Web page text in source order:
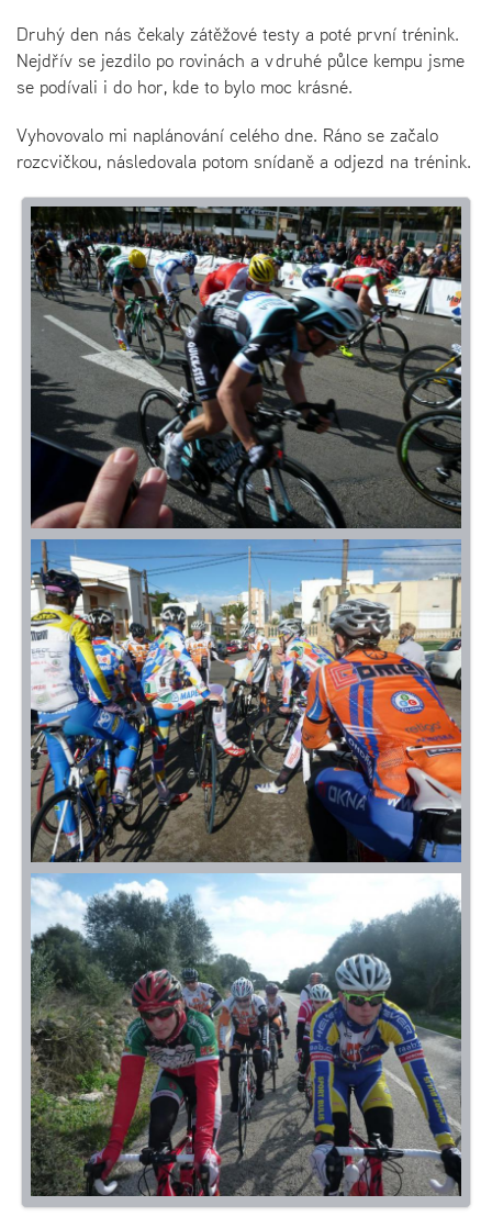
Druhý den nás čekaly zátěžové testy a poté první trénink.
Nejdřív se jezdilo po rovinách a v druhé půlce kempu jsme
se podívali i do hor, kde to bylo moc krásné.
Vyhovovalo mi naplánování celého dne. Ráno se začalo
rozcvičkou, následovala potom snídaně a odjezd na trénink.